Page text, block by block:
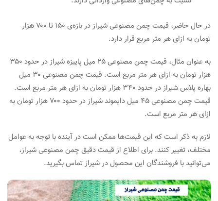
در حال حاضر، قیمت چمن مصنوعی شیراز در بازه‌ی ۱۵۰ تا ۷۰۰ هزار
تومان به ازای هر متر مربع قرار دارد.
به عنوان مثال، قیمت چمن مصنوعی ۲۵ میل پاییزه شیراز در حدود ۳۵۰
هزار تومان به ازای هر متر مربع است. قیمت چمن مصنوعی ۳۰ میل
بهاره پلاس شیراز در حدود ۳۴۰ هزار تومان به ازای هر متر مربع است.
قیمت چمن مصنوعی ۴۵ میل دایموند شیراز در حدود ۷۰۰ هزار تومان به
ازای هر متر مربع است.
لازم به ذکر است که این قیمت‌ها ممکن است در آینده با توجه به عوامل
مختلف، تغییر کنند. برای اطلاع از قیمت دقیق چمن مصنوعی شیراز،
می‌توانید با فروشندگان این محصول در شیراز تماس بگیرید.